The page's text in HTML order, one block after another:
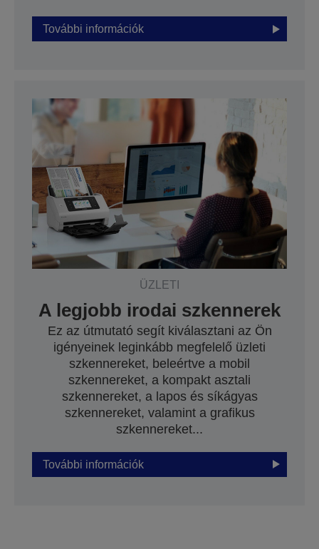
További információk
ÜZLETI
A legjobb irodai szkennerek
Ez az útmutató segít kiválasztani az Ön
igényeinek leginkább megfelelő üzleti
szkennereket, beleértve a mobil
szkennereket, a kompakt asztali
szkennereket, a lapos és síkágyas
szkennereket, valamint a grafikus
szkennereket...
További információk